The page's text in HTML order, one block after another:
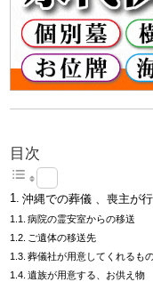
目次
沖縄での葬儀 、喪主が
病院の霊安室からの移送
ご遺体の移送先
葬儀社が用意してくれるも
遺族が用意する、お供え物